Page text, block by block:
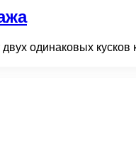
одинаковых